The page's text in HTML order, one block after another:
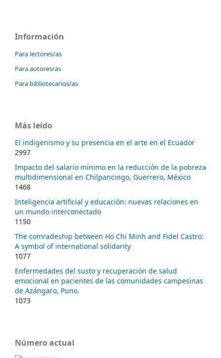
Información
Para lectores/as
Para autores/as
Para bibliotecarios/as
Más leído
El indigenismo y su presencia en el arte en el Ecuador
2997
Impacto del salario mínimo en la reducción de la pobreza
multidimensional en Chilpancingo, Guerrero, México
1468
Inteligencia artificial y educación: nuevas relaciones en
un mundo interconectado
1150
The comradeship between Ho Chi Minh and Fidel Castro:
A symbol of international solidarity
1077
Enfermedades del susto y recuperación de salud
emocional en pacientes de las comunidades campesinas
de Azángaro, Puno.
1073
Número actual